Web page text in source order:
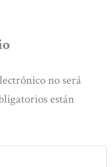
no será
están